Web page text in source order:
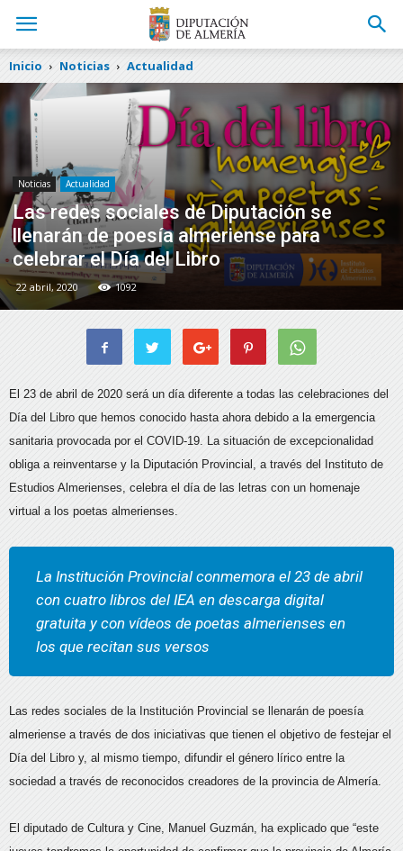
Inicio Noticias Actualidad
Noticias Actualidad
Las redes sociales de Diputación se
llenarán de poesía almeriense para
celebrar el Día del Libro
22 abril, 2020 1092
El 23 de abril de 2020 será un día diferente a todas las celebraciones del
Día del Libro que hemos conocido hasta ahora debido a la emergencia
sanitaria provocada por el COVID-19. La situación de excepcionalidad
obliga a reinventarse y la Diputación Provincial, a través del Instituto de
Estudios Almerienses, celebra el día de las letras con un homenaje
virtual a los poetas almerienses.
La Institución Provincial conmemora el 23 de abril
con cuatro libros del IEA en descarga digital
gratuita y con vídeos de poetas almerienses en
los que recitan sus versos
Las redes sociales de la Institución Provincial se llenarán de poesía
almeriense a través de dos iniciativas que tienen el objetivo de festejar el
Día del Libro y, al mismo tiempo, difundir el género lírico entre la
sociedad a través de reconocidos creadores de la provincia de Almería.
El diputado de Cultura y Cine, Manuel Guzmán, ha explicado que “este